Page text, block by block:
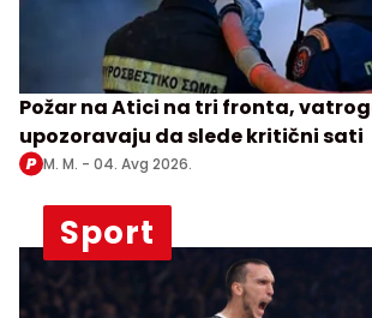
Požar na Atici na tri fronta,
upozoravaju da slede kritični sati
M. M. - 04. Avg 2026.
Sport